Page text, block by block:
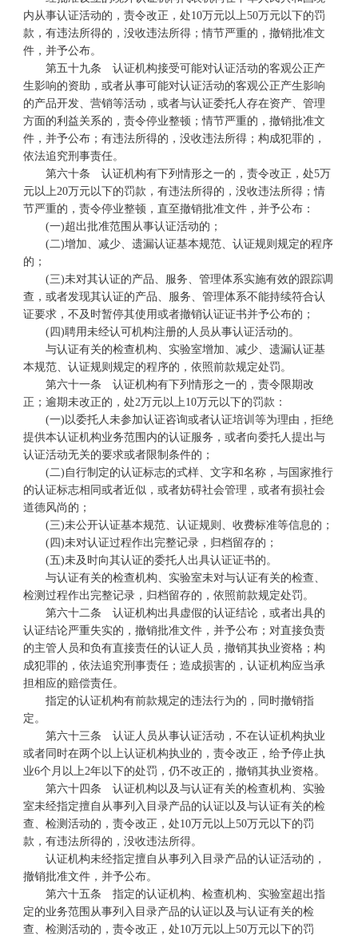
内从事认证活动的，责令改正，处10万元以上50万元以下的罚
款，有违法所得的，没收违法所得；情节严重的，撤销批准文
件，并予公布。
第五十九条 认证机构接受可能对认证活动的客观公正产
生影响的资助，或者从事可能对认证活动的客观公正产生影响
的产品开发、营销等活动，或者与认证委托人存在资产、管理
方面的利益关系的，责令停业整顿；情节严重的，撤销批准文
件，并予公布；有违法所得的，没收违法所得；构成犯罪的，
依法追究刑事责任。
第六十条 认证机构有下列情形之一的，责令改正，处5万
元以上20万元以下的罚款，有违法所得的，没收违法所得；情
节严重的，责令停业整顿，直至撤销批准文件，并予公布：
(一)超出批准范围从事认证活动的；
(二)增加、减少、遗漏认证基本规范、认证规则规定的程序
的；
(三)未对其认证的产品、服务、管理体系实施有效的跟踪调
查，或者发现其认证的产品、服务、管理体系不能持续符合认
证要求，不及时暂停其使用或者撤销认证证书并予公布的；
(四)聘用未经认可机构注册的人员从事认证活动的。
与认证有关的检查机构、实验室增加、减少、遗漏认证基
本规范、认证规则规定的程序的，依照前款规定处罚。
第六十一条 认证机构有下列情形之一的，责令限期改
正；逾期未改正的，处2万元以上10万元以下的罚款：
(一)以委托人未参加认证咨询或者认证培训等为理由，拒绝
提供本认证机构业务范围内的认证服务，或者向委托人提出与
认证活动无关的要求或者限制条件的；
(二)自行制定的认证标志的式样、文字和名称，与国家推行
的认证标志相同或者近似，或者妨碍社会管理，或者有损社会
道德风尚的；
(三)未公开认证基本规范、认证规则、收费标准等信息的；
(四)未对认证过程作出完整记录，归档留存的；
(五)未及时向其认证的委托人出具认证证书的。
与认证有关的检查机构、实验室未对与认证有关的检查、
检测过程作出完整记录，归档留存的，依照前款规定处罚。
第六十二条 认证机构出具虚假的认证结论，或者出具的
认证结论严重失实的，撤销批准文件，并予公布；对直接负责
的主管人员和负有直接责任的认证人员，撤销其执业资格；构
成犯罪的，依法追究刑事责任；造成损害的，认证机构应当承
担相应的赔偿责任。
指定的认证机构有前款规定的违法行为的，同时撤销指
定。
第六十三条 认证人员从事认证活动，不在认证机构执业
或者同时在两个以上认证机构执业的，责令改正，给予停止执
业6个月以上2年以下的处罚，仍不改正的，撤销其执业资格。
第六十四条 认证机构以及与认证有关的检查机构、实验
室未经指定擅自从事列入目录产品的认证以及与认证有关的检
查、检测活动的，责令改正，处10万元以上50万元以下的罚
款，有违法所得的，没收违法所得。
认证机构未经指定擅自从事列入目录产品的认证活动的，
撤销批准文件，并予公布。
第六十五条 指定的认证机构、检查机构、实验室超出指
定的业务范围从事列入目录产品的认证以及与认证有关的检
查、检测活动的，责令改正，处10万元以上50万元以下的罚